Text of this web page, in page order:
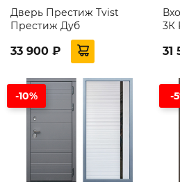
Дверь Престиж Tvist
Престиж Дуб
33 900 ₽
3К
31
-10% -